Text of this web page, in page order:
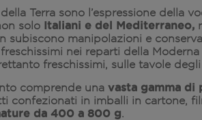
Terra sono l’espressione della
solo Italiani e del Mediterraneo,
subiscono manipolazioni e
nei reparti della
freschissimi, sulle tavole degli
comprende una vasta gamma
confezionati in imballi in cartone,
da 400 a 800 g.